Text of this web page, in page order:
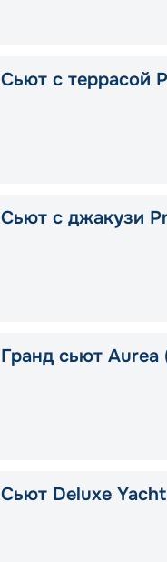
Сьют с террасой
Сьют с джакузи
Гранд сьют Aurea
Сьют Deluxe Yacht